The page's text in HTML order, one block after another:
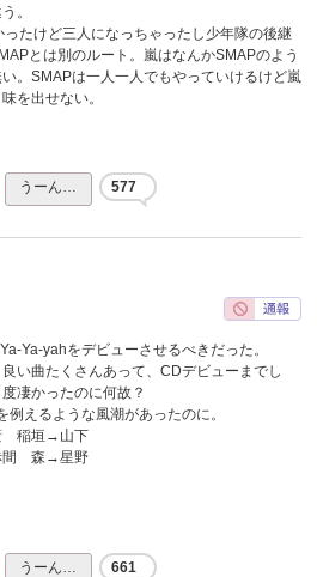
。
ったけど三人になっちゃったし少年隊の後継
とは別のルート。嵐はなんかSMAPのよう
。SMAPは一人一人でもやっていけるけど嵐
を出せない。
うーん… 577
Ya-yahをデビューさせるべきだった。
い曲たくさんあって、CDデビューまでし
凄かったのに何故？
例えるような風潮があったのに。
稲垣→山下
間 森→星野
うーん… 661